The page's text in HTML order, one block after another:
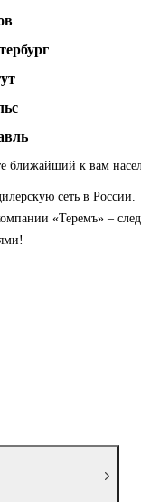
ближайший к вам
сеть в России.
«Теремъ» –